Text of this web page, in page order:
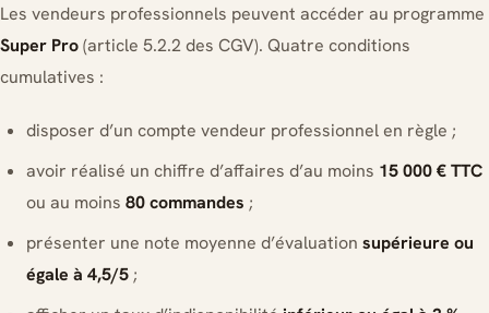
Les vendeurs professionnels peuvent accéder au programme
Super Pro(article 5.2.2 des CGV). Quatre conditions
cumulatives :
disposer d’un compte vendeur professionnel en règle ;
avoir réalisé un chiffre d’affaires d’au moins 15 000 € TTC
ou au moins 80 commandes ;
présenter une note moyenne d’évaluation supérieure ou
égale à 4,5/5 ;